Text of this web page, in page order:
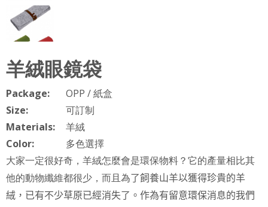
羊絨眼鏡袋
Package:
OPP / 紙盒
Size:
可訂制
Materials:
羊絨
Color:
多色選擇
大家一定很好奇，羊絨怎麼會是環保物料？它的產量相比其
他的動物纖維都很少，而且為了飼養山羊以獲得珍貴的羊
絨，已有不少草原已經消失了。作為有留意環保消息的我們